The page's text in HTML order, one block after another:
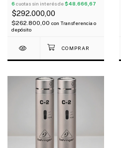
6 cuotas sin interés de$48.666,67
$292.000,00
$262.800,00 con Transferencia o
depósito